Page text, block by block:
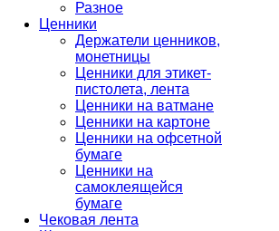
Разное
Ценники
Держатели ценников,
монетницы
Ценники для этикет-
пистолета, лента
Ценники на ватмане
Ценники на картоне
Ценники на офсетной
бумаге
Ценники на
самоклеящейся
бумаге
Чековая лента